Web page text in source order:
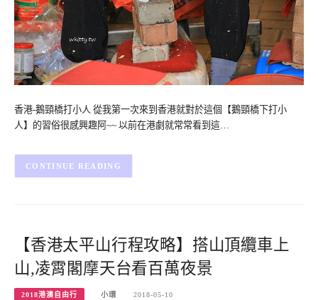
香港-鵝頸橋打小人 從我第一次來到香港就對於這個【鵝頸橋下打小
人】的習俗很感興趣阿~~ 以前在港劇就常常看到這…
CONTINUE READING
【香港太平山行程攻略】搭山頂纜車上
山,凌霄閣摩天台看百萬夜景
2018港澳自由行 小環 2018-05-10